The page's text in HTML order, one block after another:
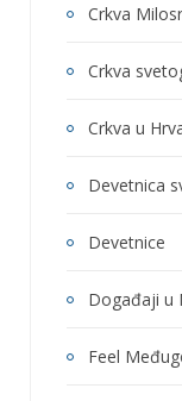
Crkva
Crkva
Crkva u
Devetnica
Devetnice
Događaji u
Feel